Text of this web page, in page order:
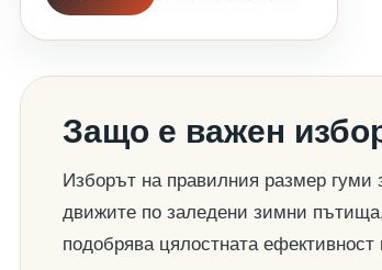
Защо е важен
Изборът на правилния размер
движите по заледени зимни
подобрява цялостната